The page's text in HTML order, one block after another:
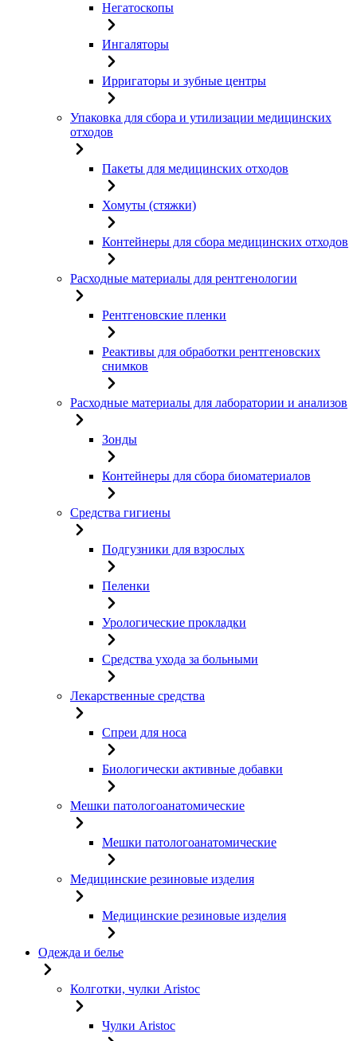
Негатоскопы
Ингаляторы
Ирригаторы и зубные центры
Упаковка для сбора и утилизации медицинских
отходов
Пакеты для медицинских отходов
Хомуты (стяжки)
Контейнеры для сбора медицинских отходов
Расходные материалы для рентгенологии
Рентгеновские пленки
Реактивы для обработки рентгеновских
снимков
Расходные материалы для лаборатории и анализов
Зонды
Контейнеры для сбора биоматериалов
Средства гигиены
Подгузники для взрослых
Пеленки
Урологические прокладки
Средства ухода за больными
Лекарственные средства
Спреи для носа
Биологически активные добавки
Мешки патологоанатомические
Мешки патологоанатомические
Медицинские резиновые изделия
Медицинские резиновые изделия
Одежда и белье
Колготки, чулки Aristoc
Чулки Aristoc